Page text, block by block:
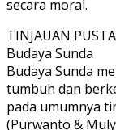
secara moral.
TINJAUAN
Budaya Sunda
Budaya Sunda
tumbuh dan
pada umumnya
(Purwanto &